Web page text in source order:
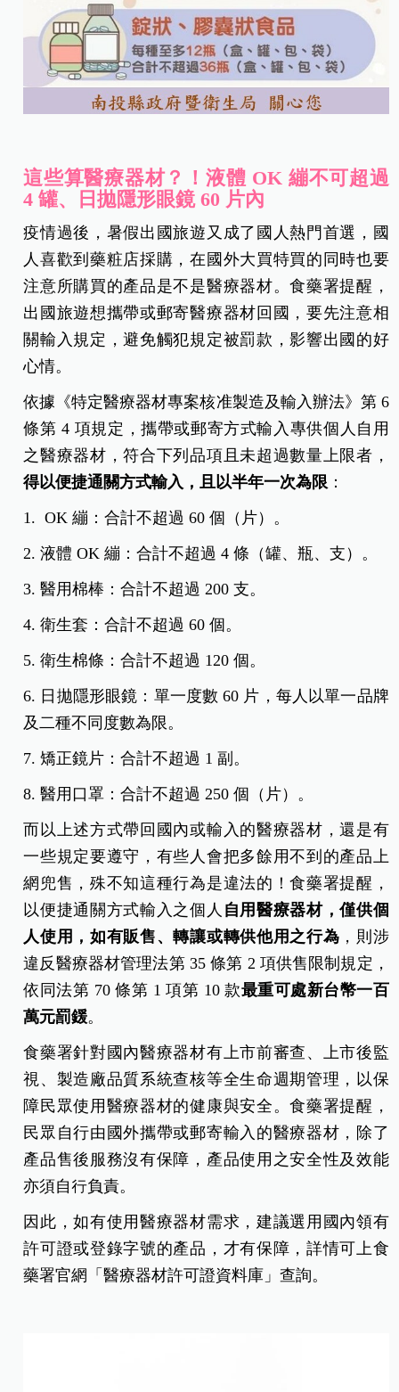
這些算醫療器材？！液體 OK 繃不可超過
4罐、日拋隱形眼鏡 60 片內
疫情過後，暑假出國旅遊又成了國人熱門首選，國
人喜歡到藥粧店採購，在國外大買特買的同時也要
注意所購買的產品是不是醫療器材。食藥署提醒，
出國旅遊想攜帶或郵寄醫療器材回國，要先注意相
關輸入規定，避免觸犯規定被罰款，影響出國的好
心情。
依據《特定醫療器材專案核准製造及輸入辦法》第 6
條第 4 項規定，攜帶或郵寄方式輸入專供個人自用
之醫療器材，符合下列品項且未超過數量上限者，
得以便捷通關方式輸入，且以半年一次為限 ：
1. OK 繃：合計不超過 60 個（片）。
2. 液體 OK 繃：合計不超過 4 條（罐、瓶、支）。
3. 醫用棉棒：合計不超過 200 支。
4. 衛生套：合計不超過 60 個。
5. 衛生棉條：合計不超過 120 個。
6. 日拋隱形眼鏡：單一度數 60 片，每人以單一品牌
及二種不同度數為限。
7. 矯正鏡片：合計不超過 1 副。
8. 醫用口罩：合計不超過 250 個（片）。
而以上述方式帶回國內或輸入的醫療器材，還是有
一些規定要遵守，有些人會把多餘用不到的產品上
網兜售，殊不知這種行為是違法的！食藥署提醒，
以便捷通關方式輸入之個人 自用醫療器材，僅供個
人使用，如有販售、轉讓或轉供他用之行為 ，則涉
違反醫療器材管理法第 35 條第 2 項供售限制規定，
依同法第 70 條第 1 項第 10 款最重可處新台幣一百
萬元罰鍰。
食藥署針對國內醫療器材有上市前審查、上市後監
視、製造廠品質系統查核等全生命週期管理，以保
障民眾使用醫療器材的健康與安全。食藥署提醒，
民眾自行由國外攜帶或郵寄輸入的醫療器材，除了
產品售後服務沒有保障，產品使用之安全性及效能
亦須自行負責。
因此，如有使用醫療器材需求，建議選用國內領有
許可證或登錄字號的產品，才有保障，詳情可上食
藥署官網「醫療器材許可證資料庫」查詢。